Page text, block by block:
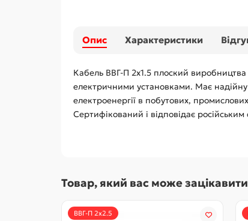
Опис Характеристики
Кабель ВВГ-П 2х1.5 плоский
електричними установками. Має надійну
електроенергії в побутових,
Сертифікований і відповідає
Товар, який вас може зацікавити
ВВГ-П 2х2.5